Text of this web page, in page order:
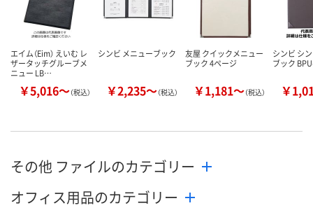
エイム（Eim） えいむ レ
ザータッチグルーブメ
ニュー LB…
￥5,016～（税込）
シンビ メニューブック
￥2,235～（税込）
友屋 クイックメニュー
ブック 4ページ
￥1,181～（税込）
シンビ シ
ブック
￥
その他 ファイルのカテゴリー
オフィス用品のカテゴリー